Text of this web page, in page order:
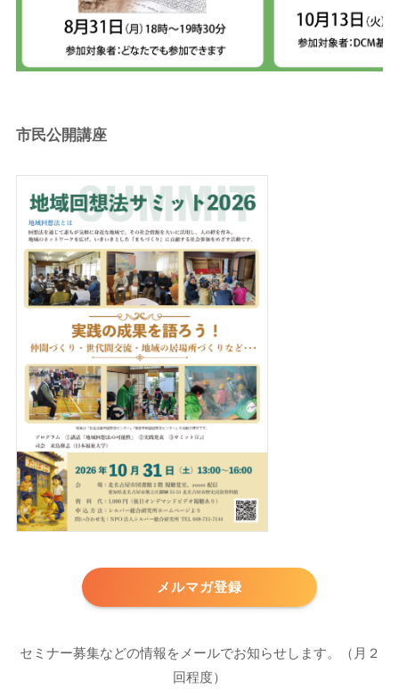
市民公開講座
メルマガ登録
セミナー募集などの情報をメールでお知らせします。（月２
回程度）